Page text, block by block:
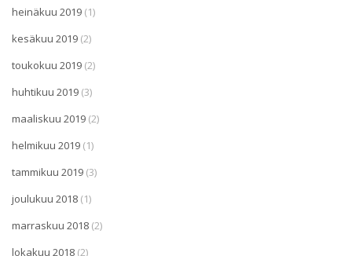
heinäkuu 2019 (1)
kesäkuu 2019 (2)
toukokuu 2019 (2)
huhtikuu 2019 (3)
maaliskuu 2019 (2)
helmikuu 2019 (1)
tammikuu 2019 (3)
joulukuu 2018 (1)
marraskuu 2018 (2)
lokakuu 2018 (2)